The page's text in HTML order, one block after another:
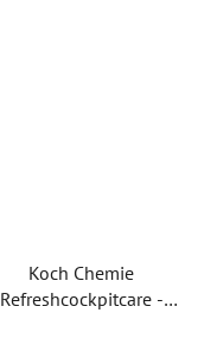
Koch Chemie
Refreshcockpitcare -